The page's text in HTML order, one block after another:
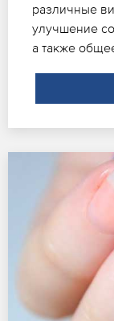
различные
улучшение
а также